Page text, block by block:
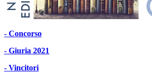
- Concorso
- Giuria 2021
- Vincitori